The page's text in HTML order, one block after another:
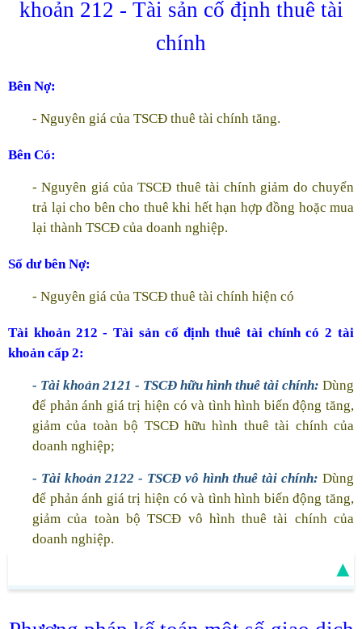
khoản 212 - Tài sản cố định thuê tài
chính
Bên Nợ:
- Nguyên giá của TSCĐ thuê tài chính tăng.
Bên Có:
- Nguyên giá của TSCĐ thuê tài chính giảm do chuyển
trả lại cho bên cho thuê khi hết hạn hợp đồng hoặc mua
lại thành TSCĐ của doanh nghiệp.
Số dư bên Nợ:
- Nguyên giá của TSCĐ thuê tài chính hiện có
Tài khoản 212 - Tài sản cố định thuê tài chính có 2 tài
khoản cấp 2:
- Tài khoản 2121 - TSCĐ hữu hình thuê tài chính: Dùng
để phản ánh giá trị hiện có và tình hình biến động tăng,
giảm của toàn bộ TSCĐ hữu hình thuê tài chính của
doanh nghiệp;
- Tài khoản 2122 - TSCĐ vô hình thuê tài chính: Dùng
để phản ánh giá trị hiện có và tình hình biến động tăng,
giảm của toàn bộ TSCĐ vô hình thuê tài chính của
doanh nghiệp.
▲